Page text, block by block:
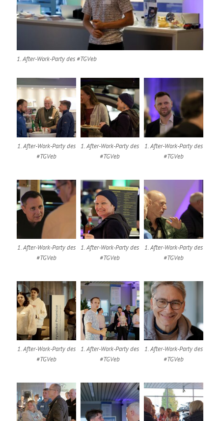
1. After-Work-Party des #TGVeb
1. After-Work-Party des
#TGVeb
1. After-Work-Party des
#TGVeb
1. After-Work-Party des
#TGVeb
1. After-Work-Party des
#TGVeb
1. After-Work-Party des
#TGVeb
1. After-Work-Party des
#TGVeb
1. After-Work-Party des
#TGVeb
1. After-Work-Party des
#TGVeb
1. After-Work-Party des
#TGVeb